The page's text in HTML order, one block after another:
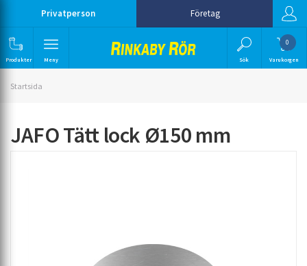
Privatperson Företag
Produkter Meny Sök
0
Varukorgen
Startsida
JAFO Tätt lock Ø150 mm